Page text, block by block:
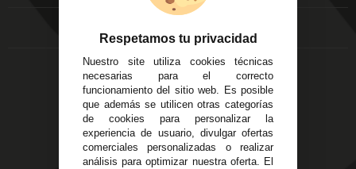
Local 3
C/ Ingeniero Iribarren,
14
Alzira - Valencia
C/ Esplugues, 135
Aviso Legal
Entregas y
Devoluciones
Política de Privacidad
Pago Seguro
Terminos y
Condiciones Generales
Políticas de Cookies
Respetamos tu privacidad
Nuestro site utiliza cookies técnicas
necesarias para el correcto
funcionamiento del sitio web. Es posible
que además se utilicen otras categorías
de cookies para personalizar la
experiencia de usuario, divulgar ofertas
comerciales personalizadas o realizar
análisis para optimizar nuestra oferta. El